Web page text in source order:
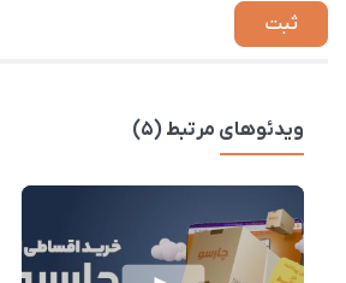
ویدئوهای مرتبط (5)